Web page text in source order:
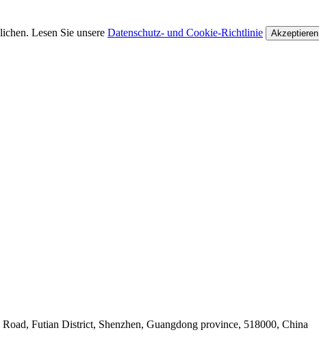
Lesen Sie unsere Datenschutz- und Cookie-Richtlinie Akzeptieren
Futian District, Shenzhen, Guangdong province, 518000, China